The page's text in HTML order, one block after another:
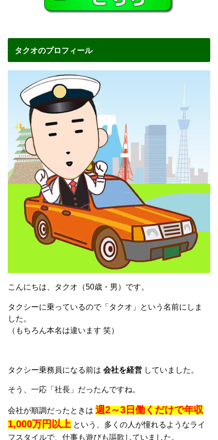
タクオのプロフィール
こんにちは、タクオ（50歳・男）です。
タクシーに乗っているので「タクオ」という名前にしま
した。
（もちろん本名は違います 笑）
タクシー乗務員になる前は会社を経営 していました。
そう、一応「社長」だったんですね。
会社が順調だったときは週2～3日働くだけで年収
1,000万円以上 という、多くの人が憧れるようなライ
フスタイルで、仕事も遊びも謳歌していました。